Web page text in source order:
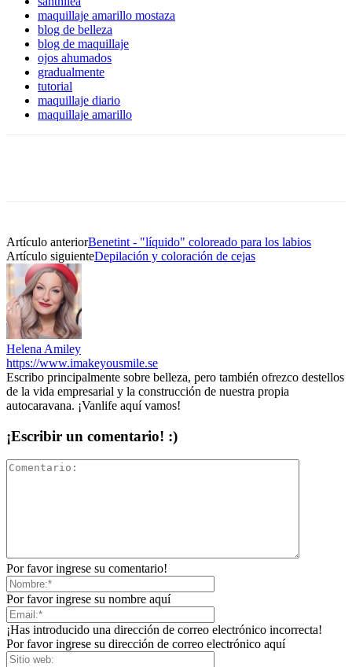
maquillaje amarillo mostaza
blog de belleza
blog de maquillaje
ojos ahumados
gradualmente
tutorial
maquillaje diario
maquillaje amarillo
Artículo anteriorBenetint - "líquido" coloreado para los labios
Artículo siguienteDepilación y coloración de cejas
Helena Amiley
https://www.imakeyousmile.se
Escribo principalmente sobre belleza, pero también ofrezco destellos
de la vida empresarial y la construcción de nuestra propia
autocaravana. ¡Vanlife aquí vamos!
¡Escribir un comentario! :)
Por favor ingrese su comentario!
Por favor ingrese su nombre aquí
¡Has introducido una dirección de correo electrónico incorrecta!
Por favor ingrese su dirección de correo electrónico aquí